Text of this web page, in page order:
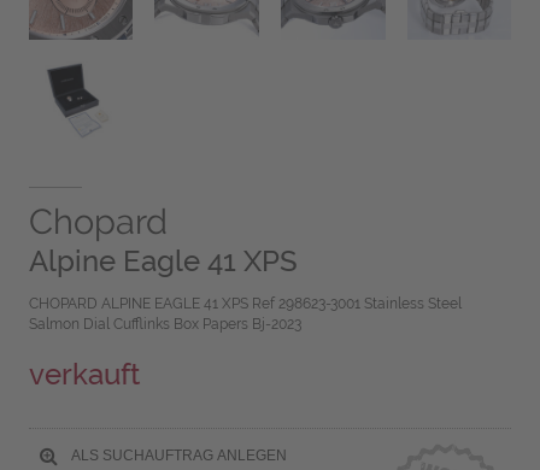
Chopard
Alpine Eagle 41 XPS
CHOPARD ALPINE EAGLE 41 XPS Ref 298623-3001 Stainless Steel
Salmon Dial Cufflinks Box Papers Bj-2023
verkauft
ALS SUCHAUFTRAG ANLEGEN